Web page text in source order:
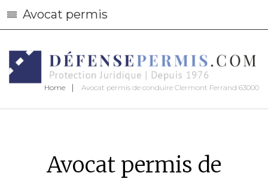
Avocat permis
Home Avocat permis de conduire Clermont Ferrand 63000
Avocat permis de